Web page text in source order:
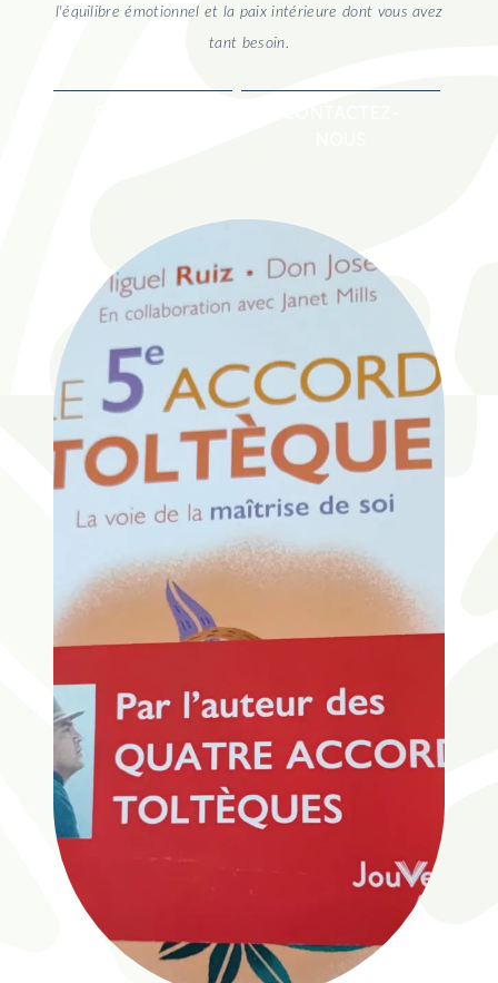
l'équilibre émotionnel et la paix intérieure dont vous avez
tant besoin.